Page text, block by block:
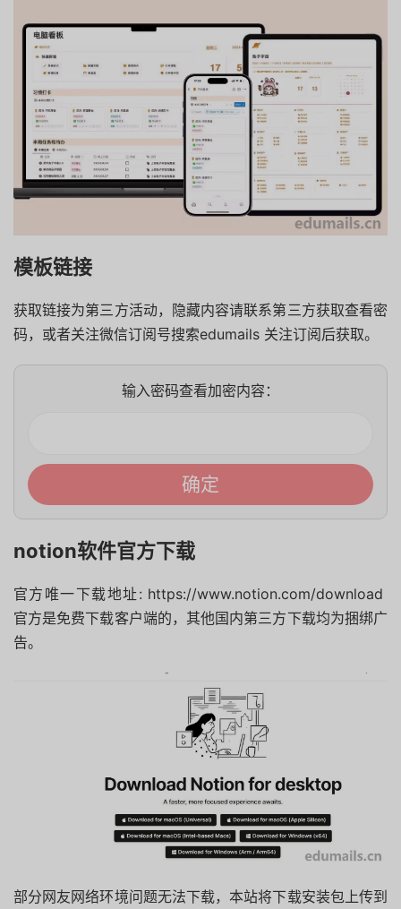
模板链接
获取链接为第三方活动，隐藏内容请联系第三方获取查看密
码，或者关注微信订阅号搜索edumails 关注订阅后获取。
输入密码查看加密内容：
notion软件官方下载
官方唯一下载地址: https://www.notion.com/download
官方是免费下载客户端的，其他国内第三方下载均为捆绑广
告。
部分网友网络环境问题无法下载，本站将下载安装包上传到